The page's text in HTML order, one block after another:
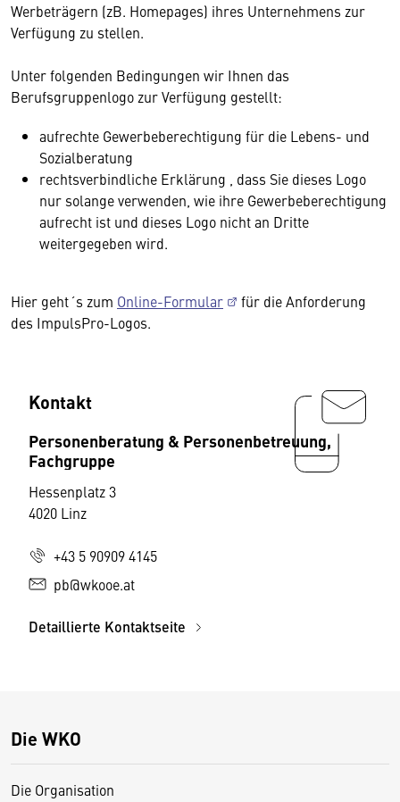
Werbeträgern (zB. Homepages) ihres Unternehmens zur
Verfügung zu stellen.
Unter folgenden Bedingungen wir Ihnen das
Berufsgruppenlogo zur Verfügung gestellt:
aufrechte Gewerbeberechtigung für die Lebens- und
Sozialberatung
rechtsverbindliche Erklärung , dass Sie dieses Logo
nur solange verwenden, wie ihre Gewerbeberechtigung
aufrecht ist und dieses Logo nicht an Dritte
weitergegeben wird.
Hier geht´s zum Online-Formular
für die Anforderung
des ImpulsPro-Logos.
Kontakt
Personenberatung & Personenbetreuung,
Fachgruppe
Hessenplatz 3
4020 Linz
+43 5 90909 4145
pb@wkooe.at
Detaillierte Kontaktseite
Die WKO
Die Organisation